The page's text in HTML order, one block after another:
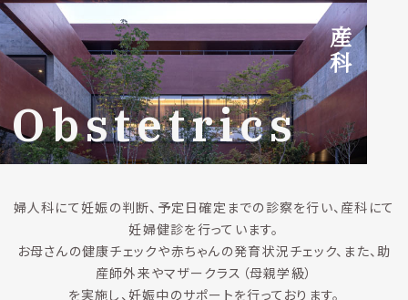
産科
Obstetrics
婦人科にて妊娠の判断、予定日確定までの診察を行い、産科にて
妊婦健診を行っています。
お母さんの健康チェックや赤ちゃんの発育状況チェック、また、助
産師外来やマザークラス（母親学級）
を実施し、妊娠中のサポートを行っております。